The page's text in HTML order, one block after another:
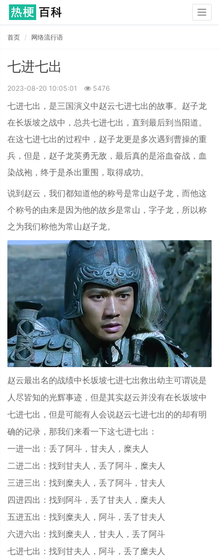
首页 网络流行语
七进七出
2023-08-20 10:05:01 5476
七进七出，是三国演义中赵云七进七出的故事。赵子龙
在长坂坡之战中，总共七进七出，直到最后到当阳道。
在这七进七出的过程中，赵子龙更是多次遇到曹操的重
兵，但是，赵子龙英勇无敌，最后真的是浴血奋战，血
染战袍，终于是杀出重围，取得成功。
说到赵云，我们都知道他的称号是常山赵子龙，而他这
个称号的由来是因为他的故乡是常山，字子龙，所以称
之为我们称他为常山赵子龙。
赵云最出名的战绩中长坂坡七进七出救出幼主可谓说是
人尽皆知的光辉事迹，但是其实赵云并没有在长坂坡中
七进七出，但是可能有人会说赵云七进七出的的却有明
确的记录，那我们来看一下这七进七出：
一进一出：丢了阿斗，甘夫人，糜夫人
二进二出：找到甘夫人，丢了阿斗，糜夫人
三进三出：找到糜夫人，丢了阿斗，甘夫人
四进四出：找到阿斗，丢了甘夫人，糜夫人
五进五出：找到糜夫人，阿斗，丢了甘夫人
六进六出：找到糜夫人，甘夫人，丢了阿斗
七进七出：找到甘夫人，阿斗，丢了糜夫人